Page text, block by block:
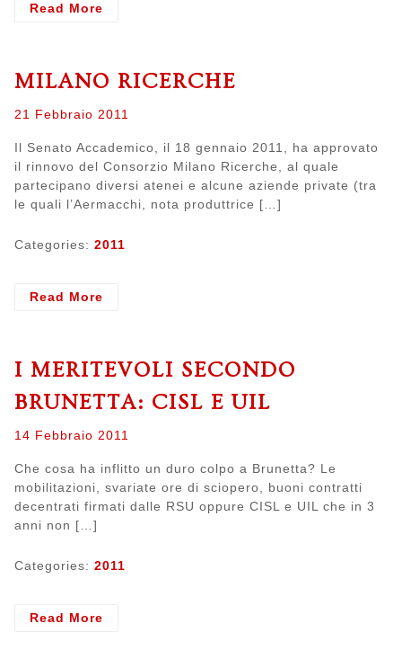
Read More
MILANO RICERCHE
Posted
21 Febbraio 2011
Il Senato Accademico, il 18 gennaio 2011, ha approvato
il rinnovo del Consorzio Milano Ricerche, al quale
partecipano diversi atenei e alcune aziende private (tra
le quali l’Aermacchi, nota produttrice […]
Categories: 2011
Read More
I MERITEVOLI SECONDO
BRUNETTA: CISL E UIL
Posted
14 Febbraio 2011
Che cosa ha inflitto un duro colpo a Brunetta? Le
mobilitazioni, svariate ore di sciopero, buoni contratti
decentrati firmati dalle RSU oppure CISL e UIL che in 3
anni non […]
Categories: 2011
Read More